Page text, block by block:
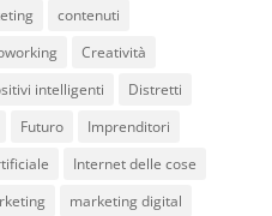
contenuti
Creatività
intelligenti
Distretti
Futuro
Imprenditori
Internet delle cose
marketing digital